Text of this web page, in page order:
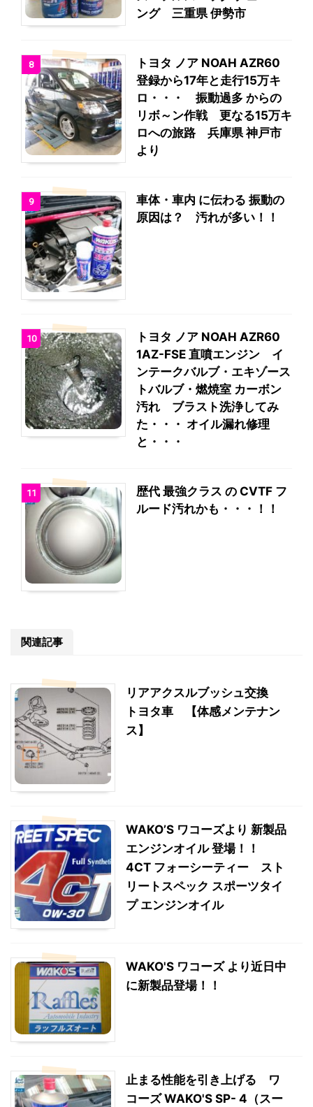
ング 三重県 伊勢市
8
トヨタ ノア NOAH AZR60
登録から17年と走行15万キ
ロ・・・ 振動過多 からの
リボ～ン作戦 更なる15万キ
ロへの旅路 兵庫県 神戸市
より
9
車体・車内 に伝わる 振動の
原因は？ 汚れが多い！！
10
トヨタ ノア NOAH AZR60
1AZ-FSE 直噴エンジン イ
ンテークバルブ・エキゾース
トバルブ・燃焼室 カーボン
汚れ ブラスト洗浄してみ
た・・・ オイル漏れ修理
と・・・
11
歴代 最強クラス の CVTF フ
ルード汚れかも・・・！！
関連記事
リアアクスルブッシュ交換
トヨタ車 【体感メンテナン
ス】
WAKO’S ワコーズより 新製品
エンジンオイル 登場！！
4CT フォーシーティー スト
リートスペック スポーツタイ
プ エンジンオイル
WAKO'S ワコーズ より近日中
に新製品登場！！
止まる性能を引き上げる ワ
コーズ WAKO'S SP- 4（スー